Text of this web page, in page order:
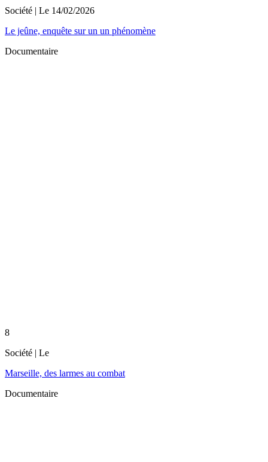
Société | Le 14/02/2026
Le jeûne, enquête sur un un phénomène
Documentaire
8
Société | Le
Marseille, des larmes au combat
Documentaire